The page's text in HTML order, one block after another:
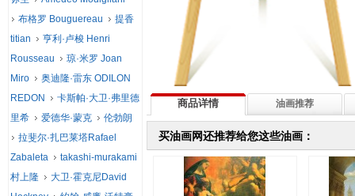
商品详情 油画推荐
买油画网还推荐给您这些油画：
布格罗 Bouguereau
提香
titian
亨利·卢梭 Henri
Rousseau
琼·米罗 Joan
Miro
奥迪隆·雷东 ODILON
REDON
卡斯帕·大卫·弗里德
里希
爱德华·蒙克
伦勃朗
拉斐尔·扎巴莱塔Rafael
Zabaleta
takashi-murakami
村上隆
大卫·霍克尼David